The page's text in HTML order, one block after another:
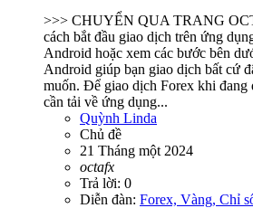
>>> CHUYỂN QUA TRANG
cách bắt đầu giao dịch trên ứng
Android hoặc xem các bước bên
Android giúp bạn giao dịch bất cứ
muốn. Để giao dịch Forex khi đang
cần tải về ứng dụng...
Quỳnh Linda
Chủ đề
21 Tháng một 2024
octafx
Trả lời: 0
Diễn đàn: Forex, Vàng, Chỉ